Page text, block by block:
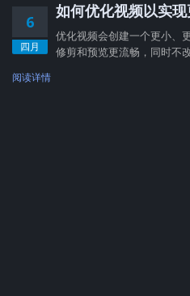
6
四月
如何优化视频以实
优化视频会创建一个更小、
修剪和预览更流畅，同时不
阅读详情